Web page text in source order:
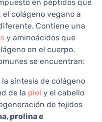
en péptidos que
colágeno vegano a
Contiene una
y aminoácidos que
en el cuerpo.
se encuentran:
la síntesis de colágeno
de la piel y el cabello
de tejidos
prolina e